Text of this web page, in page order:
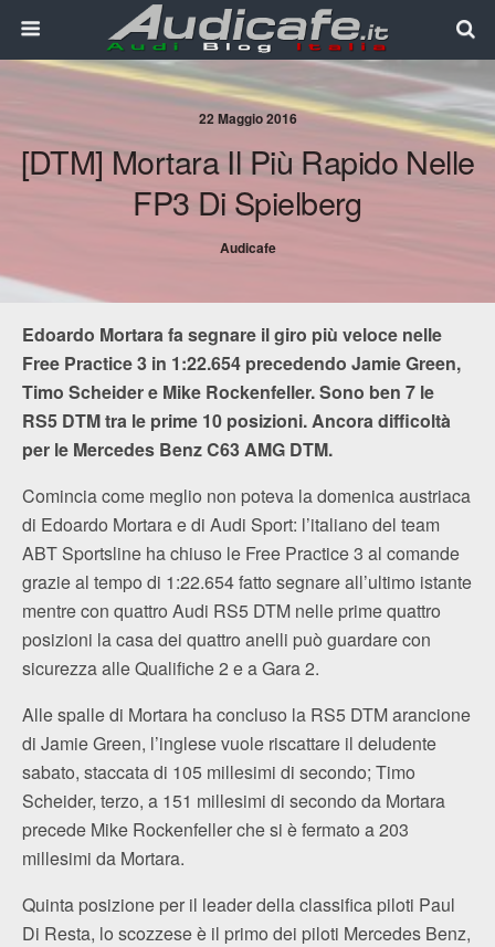
22 Maggio 2016
[DTM] Mortara Il Più Rapido Nelle
FP3 Di Spielberg
Audicafe
Edoardo Mortara fa segnare il giro più veloce nelle
Free Practice 3 in 1:22.654 precedendo Jamie Green,
Timo Scheider e Mike Rockenfeller. Sono ben 7 le
RS5 DTM tra le prime 10 posizioni. Ancora difficoltà
per le Mercedes Benz C63 AMG DTM.
Comincia come meglio non poteva la domenica austriaca
di Edoardo Mortara e di Audi Sport: l’italiano del team
ABT Sportsline ha chiuso le Free Practice 3 al comande
grazie al tempo di 1:22.654 fatto segnare all’ultimo istante
mentre con quattro Audi RS5 DTM nelle prime quattro
posizioni la casa dei quattro anelli può guardare con
sicurezza alle Qualifiche 2 e a Gara 2.
Alle spalle di Mortara ha concluso la RS5 DTM arancione
di Jamie Green, l’inglese vuole riscattare il deludente
sabato, staccata di 105 millesimi di secondo; Timo
Scheider, terzo, a 151 millesimi di secondo da Mortara
precede Mike Rockenfeller che si è fermato a 203
millesimi da Mortara.
Quinta posizione per il leader della classifica piloti Paul
Di Resta, lo scozzese è il primo dei piloti Mercedes Benz,